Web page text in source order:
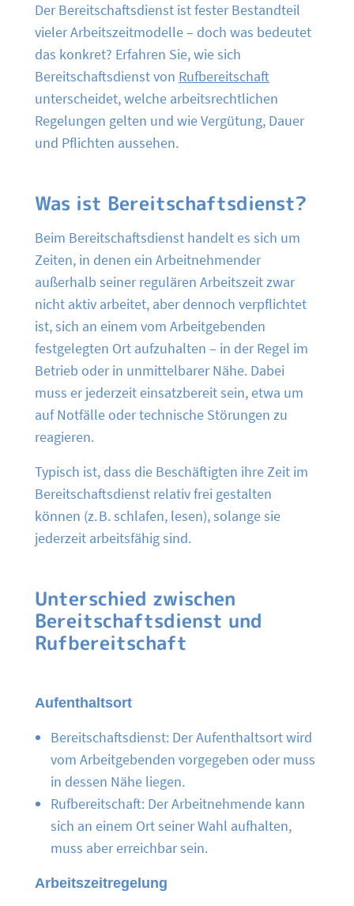
Der Bereitschaftsdienst ist fester Bestandteil
vieler Arbeitszeitmodelle – doch was bedeutet
das konkret? Erfahren Sie, wie sich
Bereitschaftsdienst von Rufbereitschaft
unterscheidet, welche arbeitsrechtlichen
Regelungen gelten und wie Vergütung, Dauer
und Pflichten aussehen.
Was ist Bereitschaftsdienst?
Beim Bereitschaftsdienst handelt es sich um
Zeiten, in denen ein Arbeitnehmender
außerhalb seiner regulären Arbeitszeit zwar
nicht aktiv arbeitet, aber dennoch verpflichtet
ist, sich an einem vom Arbeitgebenden
festgelegten Ort aufzuhalten – in der Regel im
Betrieb oder in unmittelbarer Nähe. Dabei
muss er jederzeit einsatzbereit sein, etwa um
auf Notfälle oder technische Störungen zu
reagieren.
Typisch ist, dass die Beschäftigten ihre Zeit im
Bereitschaftsdienst relativ frei gestalten
können (z. B. schlafen, lesen), solange sie
jederzeit arbeitsfähig sind.
Unterschied zwischen
Bereitschaftsdienst und
Rufbereitschaft
Aufenthaltsort
Bereitschaftsdienst: Der Aufenthaltsort wird
vom Arbeitgebenden vorgegeben oder muss
in dessen Nähe liegen.
Rufbereitschaft: Der Arbeitnehmende kann
sich an einem Ort seiner Wahl aufhalten,
muss aber erreichbar sein.
Arbeitszeitregelung